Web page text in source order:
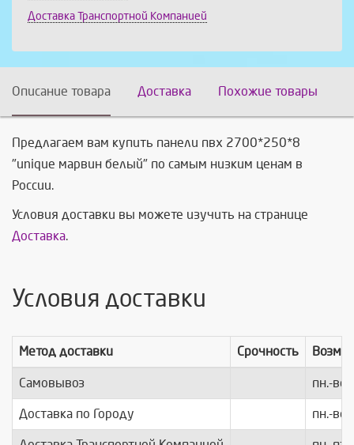
Доставка Транспортной Компанией
Описание товара Доставка Похожие товары
Предлагаем вам купить панели пвх 2700*250*8
"unique марвин белый" по самым низким ценам в
России.
Условия доставки вы можете изучить на странице
Доставка.
Условия доставки
Метод доставки Срочность
Самовывоз пн.-вс.
Доставка по Городу пн.-вс.